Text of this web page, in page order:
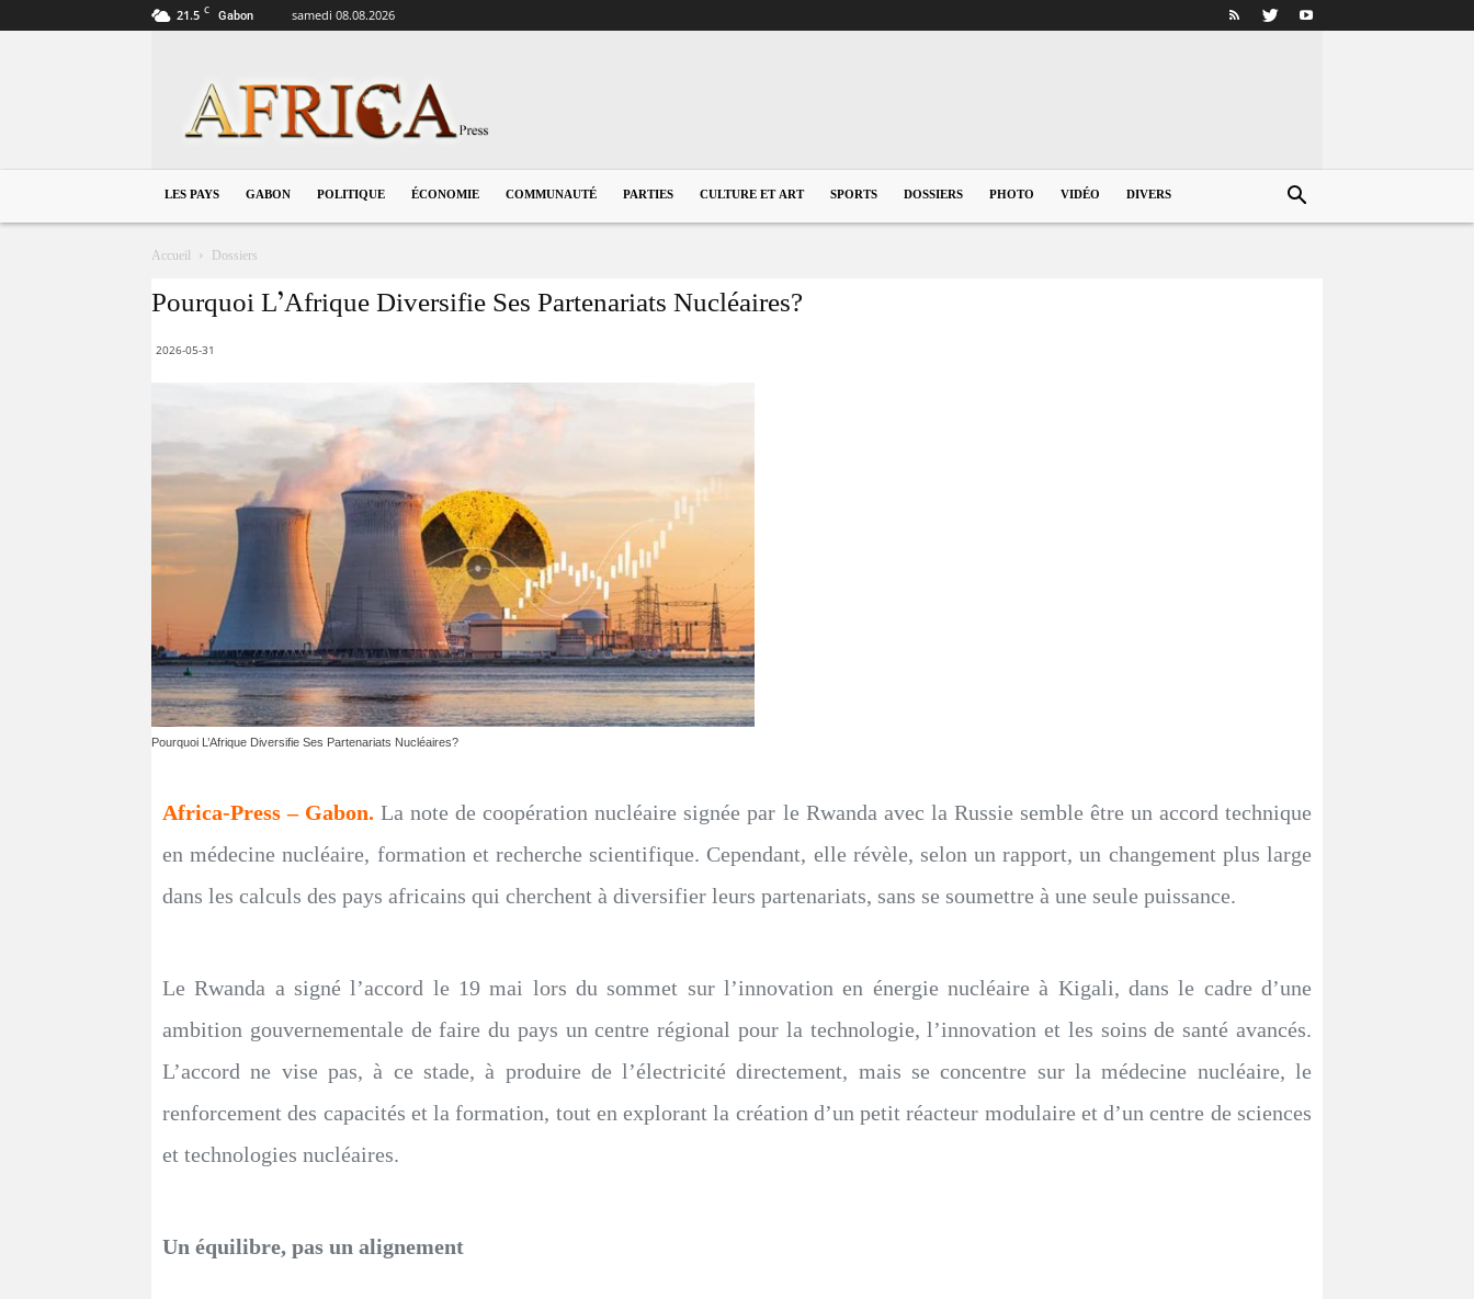
21.5 C Gabon samedi 08.08.2026
LES PAYS GABON POLITIQUE ÉCONOMIE COMMUNAUTÉ PARTIES CULTURE ET ART SPORTS DOSSIERS PHOTO VIDÉO DIVERS
Accueil Dossiers
Pourquoi L’Afrique Diversifie Ses Partenariats Nucléaires?
2026-05-31
Pourquoi L’Afrique Diversifie Ses Partenariats Nucléaires?
Africa-Press – Gabon.La note de coopération nucléaire signée par le Rwanda avec la Russie semble être un accord technique
en médecine nucléaire, formation et recherche scientifique. Cependant, elle révèle, selon un rapport, un changement plus large
dans les calculs des pays africains qui cherchent à diversifier leurs partenariats, sans se soumettre à une seule puissance.
Le Rwanda a signé l’accord le 19 mai lors du sommet sur l’innovation en énergie nucléaire à Kigali, dans le cadre d’une
ambition gouvernementale de faire du pays un centre régional pour la technologie, l’innovation et les soins de santé avancés.
L’accord ne vise pas, à ce stade, à produire de l’électricité directement, mais se concentre sur la médecine nucléaire, le
renforcement des capacités et la formation, tout en explorant la création d’un petit réacteur modulaire et d’un centre de sciences
et technologies nucléaires.
Un équilibre, pas un alignement